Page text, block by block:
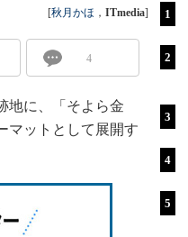
[秋月かほ ， ITmedia]
4
地に、「そよら金
マットとして展開す